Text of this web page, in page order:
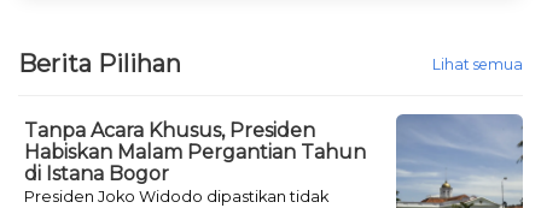
Berita Pilihan Lihat semua
Tanpa Acara Khusus, Presiden
Habiskan Malam Pergantian Tahun
di Istana Bogor
Presiden Joko Widodo dipastikan tidak